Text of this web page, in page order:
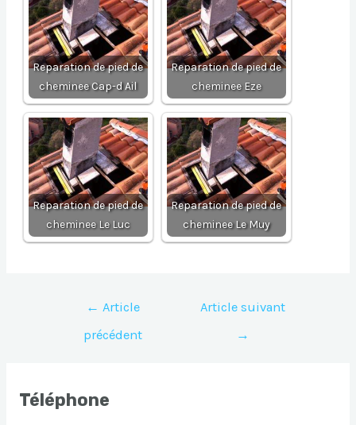
Reparation de pied de
cheminee Cap-d Ail
Reparation de pied de
cheminee Eze
Reparation de pied de
cheminee Le Luc
Reparation de pied de
cheminee Le Muy
Navigation
l’article
← Article
précédent
Article suivant
→
Téléphone